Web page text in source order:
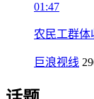
01:47
农民工群体
巨浪视线